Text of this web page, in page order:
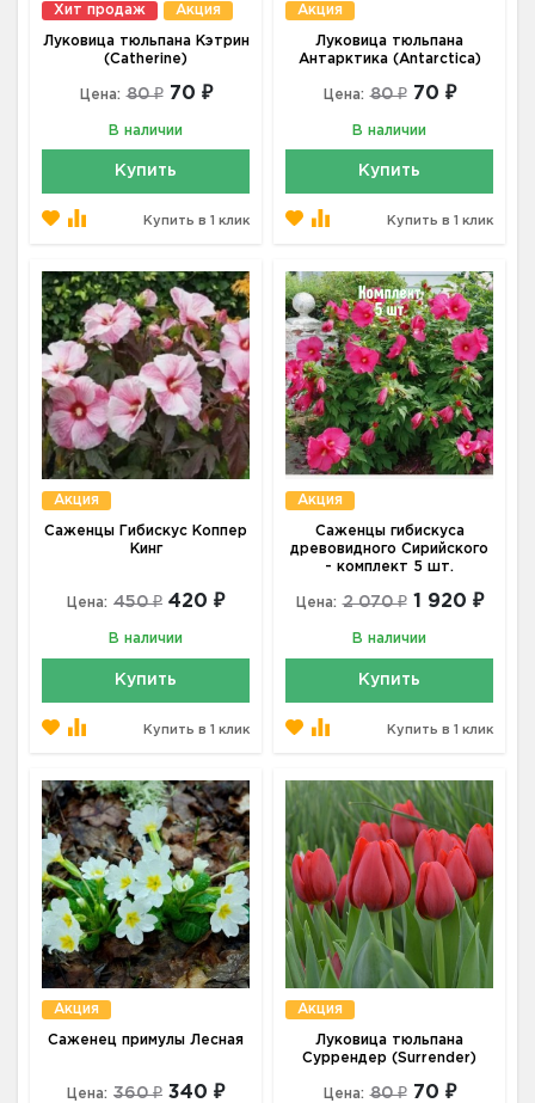
Хит продаж Акция
Луковица тюльпана Кэтрин
(Catherine)
Цена: 80 ₽ 70 ₽
В наличии
Купить
Купить в 1 клик
Акция
Луковица тюльпана
Антарктика (Antarctica)
Цена: 80 ₽ 70 ₽
В наличии
Купить
Купить в 1 клик
Акция
Саженцы Гибискус Коппер
Кинг
Цена: 450 ₽ 420 ₽
В наличии
Купить
Купить в 1 клик
Акция
Саженцы гибискуса
древовидного Сирийского
- комплект 5 шт.
Цена: 2 070 ₽ 1 920 ₽
В наличии
Купить
Купить в 1 клик
Акция
Саженец примулы Лесная
Цена: 360 ₽ 340 ₽
Акция
Луковица тюльпана
Суррендер (Surrender)
Цена: 80 ₽ 70 ₽